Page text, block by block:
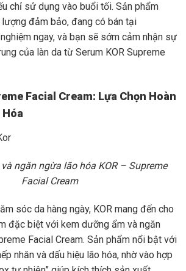
chỉ sử dụng vào buổi tối. Sản phẩm
lượng đảm bảo, đang có bán tại
ngay, và bạn sẽ sớm cảm nhận sự
của làn da từ Serum KOR Supreme
Facial Cream: Lựa Chọn Hoàn
ngăn ngừa lão hóa KOR – Supreme
Facial Cream
sóc da hàng ngày, KOR mang đến cho
đặc biệt với kem dưỡng ẩm và ngăn
Facial Cream. Sản phẩm nổi bật với
nhăn và dấu hiệu lão hóa, nhờ vào hợp